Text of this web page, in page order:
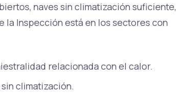
naves sin climatización suficiente,
la Inspección está en los sectores con
relacionada con el calor.
climatización.